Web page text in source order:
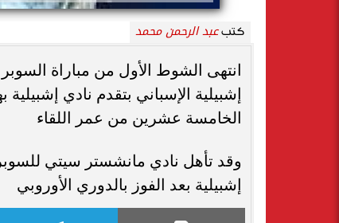
كتبعبد الرحمن محمد
انتهى الشوط الأول من مباراة
إشبيلية الإسباني بتقدم نادي
الخامسة عشرين من عمر اللقاء
وقد تأهل نادي مانشستر سيتي
إشبيلية بعد الفوز بالدوري الأوروبي